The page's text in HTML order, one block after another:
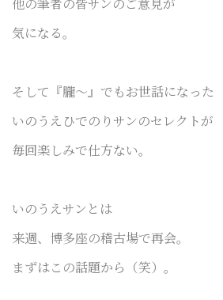
他の筆者の皆サンのご意見が
気になる。
そして『朧〜』でもお世話になった
いのうえひでのりサンのセレクトが
毎回楽しみで仕方ない。
いのうえサンとは
来週、博多座の稽古場で再会。
まずはこの話題から（笑）。